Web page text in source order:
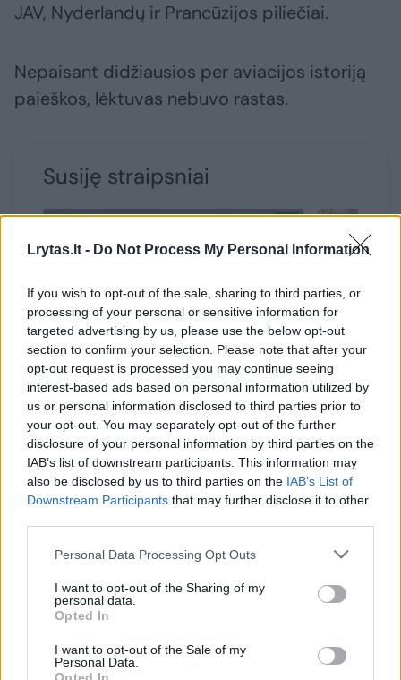
Lrytas.lt - Do Not Process My Personal Information
If you wish to opt-out of the sale, sharing to third parties, or
processing of your personal or sensitive information for
targeted advertising by us, please use the below opt-out
section to confirm your selection. Please note that after your
opt-out request is processed you may continue seeing
interest-based ads based on personal information utilized by
us or personal information disclosed to third parties prior to
your opt-out. You may separately opt-out of the further
disclosure of your personal information by third parties on the
IAB’s list of downstream participants. This information may
also be disclosed by us to third parties on the IAB’s List of
Downstream Participants that may further disclose it to other
Personal Data Processing Opt Outs
I want to opt-out of the Sharing of my
personal data.
Opted In
I want to opt-out of the Sale of my
Personal Data.
JAV, Nyderlandų ir Prancūzijos piliečiai.
Nepaisant didžiausios per aviacijos istoriją
paieškos, lėktuvas nebuvo rastas.
Susiję straipsniai
MH370 katastrofa: ekspertai
teigia, kad mįslingas
keleivinio lėktuvo dingimas
gali pasikartoti
Kvala Lumpūro oro uostas pranešė „norįs
atnaujinti informaciją, jog dingusių „Malaysia
nuolaužų paieška jūroje bus atnaujinta 2025